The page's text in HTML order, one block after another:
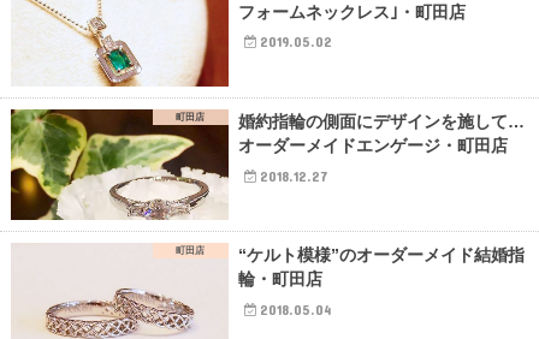
フォームネックレス｣・町田店
2019.05.02
町田店
婚約指輪の側面にデザインを施して…
オーダーメイドエンゲージ・町田店
2018.12.27
町田店
“ケルト模様”のオーダーメイド結婚指
輪・町田店
2018.05.04